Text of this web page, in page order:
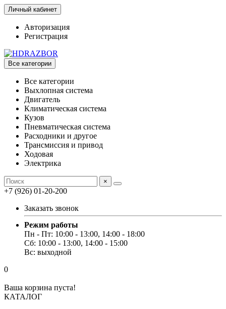
Личный кабинет
Авторизация
Регистрация
Все категории
Все категории
Выхлопная система
Двигатель
Климатическая система
Кузов
Пневматическая система
Расходники и другое
Трансмиссия и привод
Ходовая
Электрика
×
+7 (926) 01-20-200
Заказать звонок
Режим работы
Пн - Пт: 10:00 - 13:00, 14:00 - 18:00
Сб: 10:00 - 13:00, 14:00 - 15:00
Вс: выходной
0
Ваша корзина пуста!
КАТАЛОГ